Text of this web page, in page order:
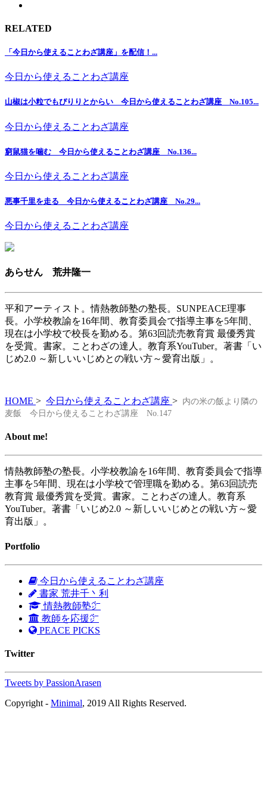
RELATED
「今日から使えることわざ講座」を配信！...
今日から使えることわざ講座
山椒は小粒でもぴりりとからい 今日から使えることわざ講座 No.105...
今日から使えることわざ講座
窮鼠猫を噛む 今日から使えることわざ講座 No.136...
今日から使えることわざ講座
悪事千里を走る 今日から使えることわざ講座 No.29...
今日から使えることわざ講座
あらせん 荒井隆一
平和アーティスト。情熱教師塾の塾長。SUNPEACE理事
長。小学校教諭を16年間、教育委員会で指導主事を5年間、
現在は小学校で校長を勤める。第63回読売教育賞 最優秀賞
を受賞。書家。ことわざの達人。教育系YouTuber。著書「い
じめ2.0 ～新しいいじめとの戦い方～愛育出版」。
HOME > 今日から使えることわざ講座 > 内の米の飯より隣の
麦飯 今日から使えることわざ講座 No.147
About me!
情熱教師塾の塾長。小学校教諭を16年間、教育委員会で指導
主事を5年間、現在は小学校で管理職を勤める。第63回読売
教育賞 最優秀賞を受賞。書家。ことわざの達人。教育系
YouTuber。著書「いじめ2.0 ～新しいいじめとの戦い方～愛
育出版」。
Portfolio
今日から使えることわざ講座
書家 荒井千丶利
情熱教師塾㌻
教師を応援㌻
PEACE PICKS
Twitter
Tweets by PassionArasen
Copyright - Minimal, 2019 All Rights Reserved.